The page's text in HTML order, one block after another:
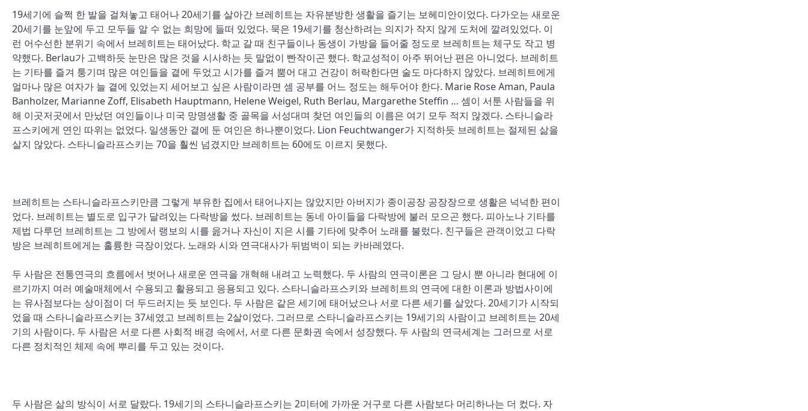
19세기에 슬쩍 한 발을 걸쳐놓고 태어나 20세기를 살아간 브레히트는 자유분방한 생활을 즐기는 보헤미안이었다. 다가오는 새로운
20세기를 눈앞에 두고 모두들 알 수 없는 희망에 들떠 있었다. 묵은 19세기를 청산하려는 의지가 작지 않게 도처에 깔려있었다. 이
런 어수선한 분위기 속에서 브레히트는 태어났다. 학교 갈 때 친구들이나 동생이 가방을 들어줄 정도로 브레히트는 체구도 작고 병
약했다. Berlau가 고백하듯 눈만은 많은 것을 시사하는 듯 말없이 빤작이곤 했다. 학교성적이 아주 뛰어난 편은 아니었다. 브레히트
는 기타를 즐겨 퉁기며 많은 여인들을 곁에 두었고 시가를 즐겨 뿜어 대고 건강이 허락한다면 술도 마다하지 않았다. 브레히트에게
얼마나 많은 여자가 늘 곁에 있었는지 세어보고 싶은 사람이라면 셈 공부를 어느 정도는 해두어야 한다. Marie Rose Aman, Paula
Banholzer, Marianne Zoff, Elisabeth Hauptmann, Helene Weigel, Ruth Berlau, Margarethe Steffin … 셈이 서툰 사람들을 위
해 이곳저곳에서 만났던 여인들이나 미국 망명생활 중 골목을 서성대며 찾던 여인들의 이름은 여기 모두 적지 않겠다. 스타니슬라
프스키에게 연인 따위는 없었다. 일생동안 곁에 둔 여인은 하나뿐이었다. Lion Feuchtwanger가 지적하듯 브레히트는 절제된 삶을
살지 않았다. 스타니슬라프스키는 70을 훨씬 넘겼지만 브레히트는 60에도 이르지 못했다.
브레히트는 스타니슬라프스키만큼 그렇게 부유한 집에서 태어나지는 않았지만 아버지가 종이공장 공장장으로 생활은 넉넉한 편이
었다. 브레히트는 별도로 입구가 달려있는 다락방을 썼다. 브레히트는 동네 아이들을 다락방에 불러 모으곤 했다. 피아노나 기타를
제법 다루던 브레히트는 그 방에서 랭보의 시를 읊거나 자신이 지은 시를 기타에 맞추어 노래를 불렀다. 친구들은 관객이었고 다락
방은 브레히트에게는 훌륭한 극장이었다. 노래와 시와 연극대사가 뒤범벅이 되는 카바레였다.
두 사람은 전통연극의 흐름에서 벗어나 새로운 연극을 개혁해 내려고 노력했다. 두 사람의 연극이론은 그 당시 뿐 아니라 현대에 이
르기까지 여러 예술매체에서 수용되고 활용되고 응용되고 있다. 스타니슬라프스키와 브레히트의 연극에 대한 이론과 방법사이에
는 유사점보다는 상이점이 더 두드러지는 듯 보인다. 두 사람은 같은 세기에 태어났으나 서로 다른 세기를 살았다. 20세기가 시작되
었을 때 스타니슬라프스키는 37세였고 브레히트는 2살이었다. 그러므로 스타니슬라프스키는 19세기의 사람이고 브레히트는 20세
기의 사람이다. 두 사람은 서로 다른 사회적 배경 속에서, 서로 다른 문화권 속에서 성장했다. 두 사람의 연극세계는 그러므로 서로
다른 정치적인 체제 속에 뿌리를 두고 있는 것이다.
두 사람은 삶의 방식이 서로 달랐다. 19세기의 스타니슬라프스키는 2미터에 가까운 거구로 다른 사람보다 머리하나는 더 컸다. 자